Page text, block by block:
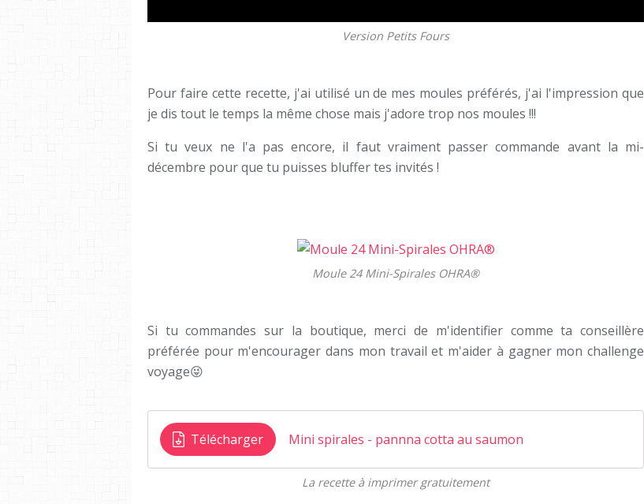
Version Petits Fours
Pour faire cette recette, j'ai utilisé un de mes moules préférés, j'ai l'impression que
je dis tout le temps la même chose mais j'adore trop nos moules !!!
Si tu veux ne l'a pas encore, il faut vraiment passer commande avant la mi-
décembre pour que tu puisses bluffer tes invités !
Moule 24 Mini-Spirales OHRA®
Si tu commandes sur la boutique, merci de m'identifier comme ta conseillère
préférée pour m'encourager dans mon travail et m'aider à gagner mon challenge
voyage😜
Télécharger Mini spirales - pannna cotta au saumon
La recette à imprimer gratuitement